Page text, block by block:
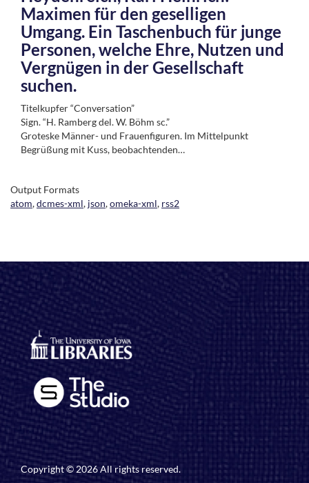
Maximen für den geselligen
Umgang. Ein Taschenbuch für junge
Personen, welche Ehre, Nutzen und
Vergnügen in der Gesellschaft
suchen.
Titelkupfer “Conversation”
Sign. “H. Ramberg del. W. Böhm sc.”
Groteske Männer- und Frauenfiguren. Im Mittelpunkt
Begrüßung mit Kuss, beobachtenden…
Output Formats
atom,dcmes-xml, json,omeka-xml, rss2
Copyright © 2026 All rights reserved.